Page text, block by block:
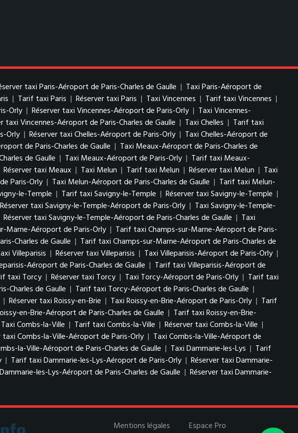
taxi Paris-Aéroport de Paris-Charles de Gaulle | Taxi Paris-Aéroport de
| Tarif taxi Paris | Réserver taxi Paris | Taxi Vincennes | Tarif taxi Vincennes |
Orly | Réserver taxi Vincennes-Aéroport de Paris-Orly | Taxi Vincennes-
taxi Vincennes-Aéroport de Paris-Charles de Gaulle | Taxi Chelles | Tarif taxi
Orly | Réserver taxi Chelles-Aéroport de Paris-Orly | Taxi Chelles-Aéroport de
de Paris-Charles de Gaulle | Taxi Meaux-Aéroport de Paris-Charles de
de Gaulle | Taxi Meaux-Aéroport de Paris-Orly | Tarif taxi Meaux-
Réserver taxi Meaux | Taxi Melun | Tarif taxi Melun | Réserver taxi Melun | Taxi
Paris-Orly | Taxi Melun-Aéroport de Paris-Charles de Gaulle | Tarif taxi Melun-
le-Temple | Tarif taxi Savigny-le-Temple | Réserver taxi Savigny-le-Temple |
Réserver taxi Savigny-le-Temple-Aéroport de Paris-Orly | Taxi Savigny-le-Temple-
Réserver taxi Savigny-le-Temple-Aéroport de Paris-Charles de Gaulle | Taxi
Marne-Aéroport de Paris-Orly | Tarif taxi Champs-sur-Marne-Aéroport de Paris-
Charles de Gaulle | Tarif taxi Champs-sur-Marne-Aéroport de Paris-Charles de
Villeparisis | Réserver taxi Villeparisis | Taxi Villeparisis-Aéroport de Paris-Orly |
Aéroport de Paris-Charles de Gaulle | Tarif taxi Villeparisis-Aéroport de
taxi Torcy | Réserver taxi Torcy | Taxi Torcy-Aéroport de Paris-Orly | Tarif taxi
Charles de Gaulle | Tarif taxi Torcy-Aéroport de Paris-Charles de Gaulle |
| Réserver taxi Roissy-en-Brie | Taxi Roissy-en-Brie-Aéroport de Paris-Orly | Tarif
en-Brie-Aéroport de Paris-Charles de Gaulle | Tarif taxi Roissy-en-Brie-
Taxi Combs-la-Ville | Tarif taxi Combs-la-Ville | Réserver taxi Combs-la-Ville |
taxi Combs-la-Ville-Aéroport de Paris-Orly | Taxi Combs-la-Ville-Aéroport de
la-Ville-Aéroport de Paris-Charles de Gaulle | Taxi Dammarie-les-Lys | Tarif
| Tarif taxi Dammarie-les-Lys-Aéroport de Paris-Orly | Réserver taxi Dammarie-
les-Lys-Aéroport de Paris-Charles de Gaulle | Réserver taxi Dammarie-
Mentions légales Espace Pro